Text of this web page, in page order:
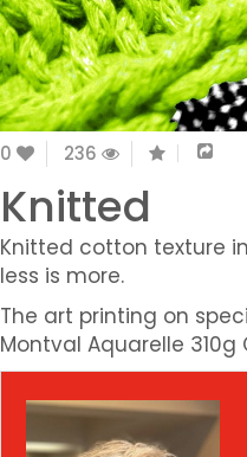
0 236
Knitted
Knitted cotton texture
less is more.
The art printing on
Montval Aquarelle 310g